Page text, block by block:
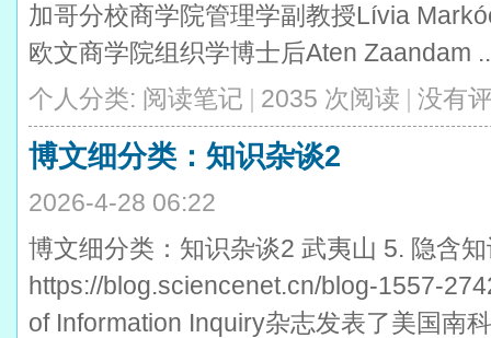
加哥分校商学院管理学副教授Lívia
欧文商学院组织学博士后Aten Zaandam
个人分类: 阅读笔记 | 2035 次阅读 | 没有
博文细分类：知识杂谈2
2026-4-28 06:22
博文细分类：知识杂谈2 武夷山 5. 隐含
https://blog.sciencenet.cn/blog-1557-
of Information Inquiry杂志发表了美国南